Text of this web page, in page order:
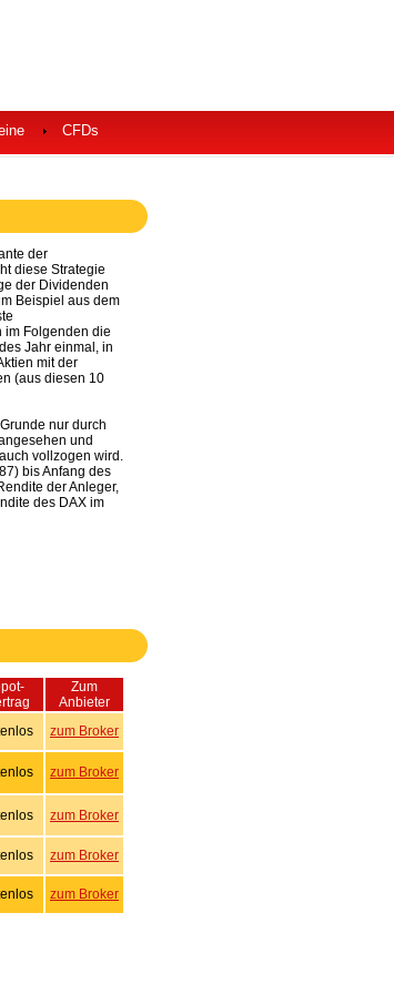
CFDs
der
diese Strategie
der Dividenden
Beispiel aus dem
im Folgenden die
Jahr einmal, in
mit der
(aus diesen 10
nur durch
und
vollzogen wird.
bis Anfang des
der Anleger,
des DAX im
Zum
Anbieter
zum Broker
zum Broker
zum Broker
zum Broker
zum Broker